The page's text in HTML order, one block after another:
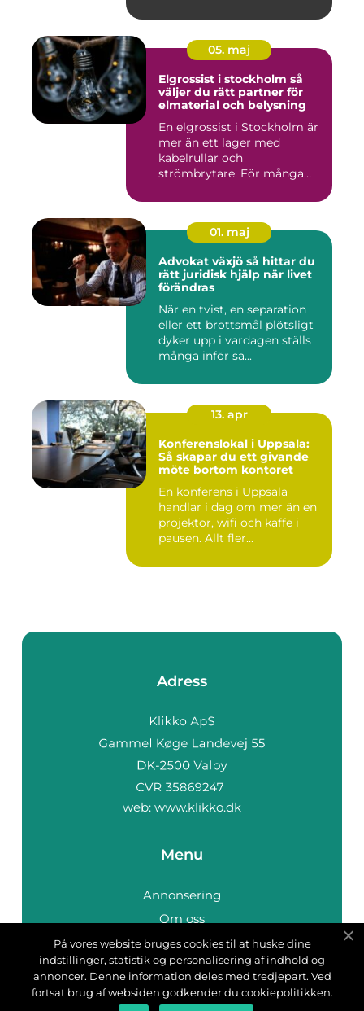
05. maj
Elgrossist i stockholm så
väljer du rätt partner för
elmaterial och belysning
En elgrossist i Stockholm är
mer än ett lager med
kabelrullar och
strömbrytare. För många
01. maj
Advokat växjö så hittar du
rätt juridisk hjälp när livet
förändras
När en tvist, en separation
eller ett brottsmål plötsligt
dyker upp i vardagen ställs
många inför sa...
13. apr
Konferenslokal i Uppsala:
Så skapar du ett givande
möte bortom kontoret
En konferens i Uppsala
handlar i dag om mer än en
projektor, wifi och kaffe i
pausen. Allt fler...
Adress
web: www.klikko.dk
Menu
Annonsering
Om oss
Cookies
Kontakta oss
Sitemap
På vores website bruges cookies til at huske dine
indstillinger, statistik og personalisering af indhold og
annoncer. Denne information deles med tredjepart. Ved
fortsat brug af websiden godkender du cookiepolitikken.